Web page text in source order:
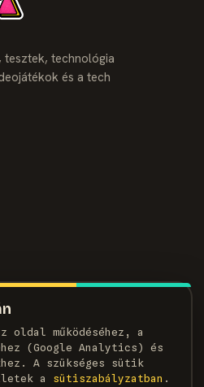
oldal működéséhez, a
(Google Analytics) és
A szükséges sütik
a
süti­szabályzatban .
tesztek, technológia
és a tech